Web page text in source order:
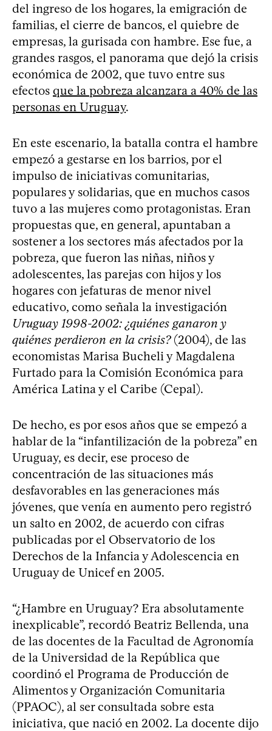
del ingreso de los hogares, la emigración de
familias, el cierre de bancos, el quiebre de
empresas, la gurisada con hambre. Ese fue, a
grandes rasgos, el panorama que dejó la crisis
económica de 2002, que tuvo entre sus
efectos que la pobreza alcanzara a 40% de las
personas en Uruguay.
En este escenario, la batalla contra el hambre
empezó a gestarse en los barrios, por el
impulso de iniciativas comunitarias,
populares y solidarias, que en muchos casos
tuvo a las mujeres como protagonistas. Eran
propuestas que, en general, apuntaban a
sostener a los sectores más afectados por la
pobreza, que fueron las niñas, niños y
adolescentes, las parejas con hijos y los
hogares con jefaturas de menor nivel
educativo, como señala la investigación
Uruguay 1998-2002: ¿quiénes ganaron y
quiénes perdieron en la crisis?(2004), de las
economistas Marisa Bucheli y Magdalena
Furtado para la Comisión Económica para
América Latina y el Caribe (Cepal).
De hecho, es por esos años que se empezó a
hablar de la “infantilización de la pobreza” en
Uruguay, es decir, ese proceso de
concentración de las situaciones más
desfavorables en las generaciones más
jóvenes, que venía en aumento pero registró
un salto en 2002, de acuerdo con cifras
publicadas por el Observatorio de los
Derechos de la Infancia y Adolescencia en
Uruguay de Unicef en 2005.
“¿Hambre en Uruguay? Era absolutamente
inexplicable”, recordó Beatriz Bellenda, una
de las docentes de la Facultad de Agronomía
de la Universidad de la República que
coordinó el Programa de Producción de
Alimentos y Organización Comunitaria
(PPAOC), al ser consultada sobre esta
iniciativa, que nació en 2002. La docente dijo